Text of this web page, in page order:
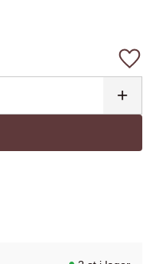
+